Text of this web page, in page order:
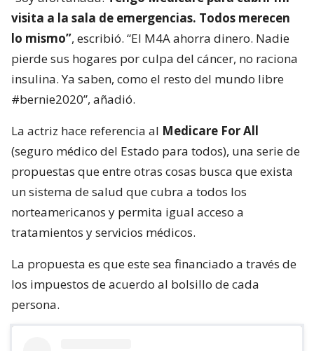
visita a la sala de emergencias. Todos merecen
lo mismo”, escribió. “El M4A ahorra dinero. Nadie
pierde sus hogares por culpa del cáncer, no raciona
insulina. Ya saben, como el resto del mundo libre
#bernie2020”, añadió.
La actriz hace referencia al Medicare For All
(seguro médico del Estado para todos), una serie de
propuestas que entre otras cosas busca que exista
un sistema de salud que cubra a todos los
norteamericanos y permita igual acceso a
tratamientos y servicios médicos.
La propuesta es que este sea financiado a través de
los impuestos de acuerdo al bolsillo de cada
persona.